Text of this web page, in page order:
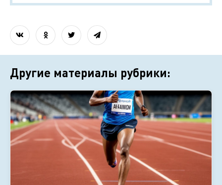
Другие материалы рубрики: